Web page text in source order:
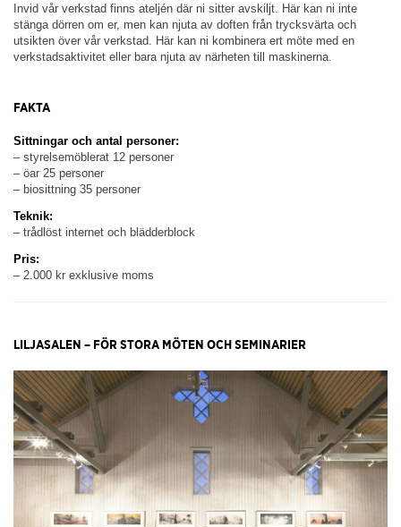
Invid vår verkstad finns ateljén där ni sitter avskiljt. Här kan ni inte
stänga dörren om er, men kan njuta av doften från trycksvärta och
utsikten över vår verkstad. Här kan ni kombinera ert möte med en
verkstadsaktivitet eller bara njuta av närheten till maskinerna.
FAKTA
Sittningar och antal personer:
– styrelsemöblerat 12 personer
– öar 25 personer
– biosittning 35 personer
Teknik:
– trådlöst internet och blädderblock
Pris:
– 2.000 kr exklusive moms
LILJASALEN – FÖR STORA MÖTEN OCH SEMINARIER